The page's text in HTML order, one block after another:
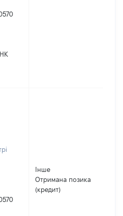
Інше
Отримана позика
(кредит)